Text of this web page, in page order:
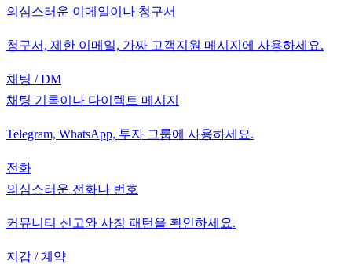
의심스러운 이메일이나 청구서
청구서, 제한 이메일, 가짜 고객지원 메시지에 사용하세요.
채팅 / DM
채팅 기록이나 다이렉트 메시지
Telegram, WhatsApp, 투자 그룹에 사용하세요.
전화
의심스러운 전화나 번호
커뮤니티 신고와 사칭 패턴을 확인하세요.
지갑 / 계약